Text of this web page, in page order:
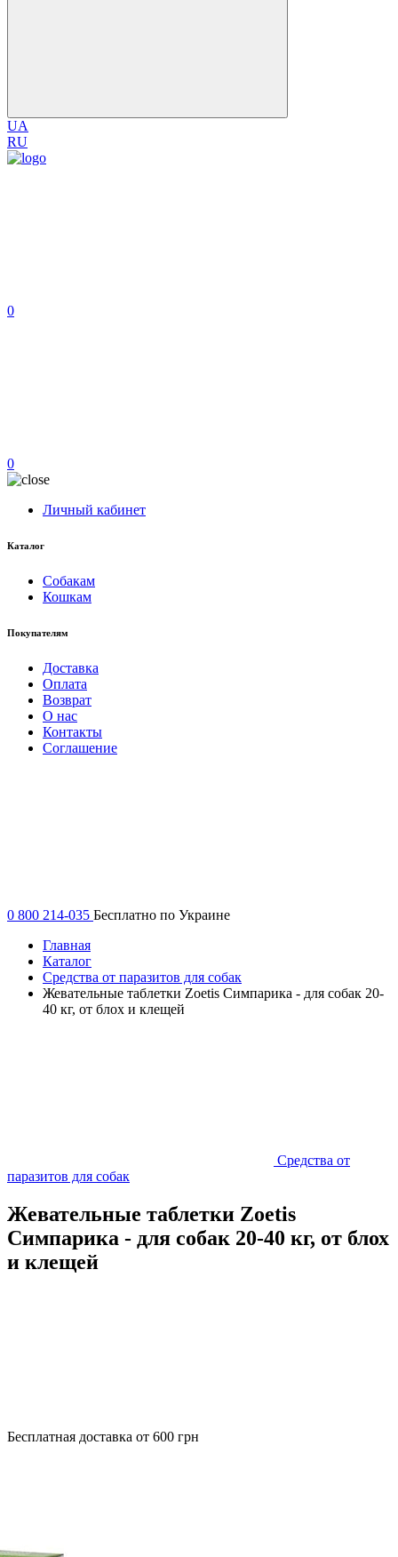
UA
RU
0
0
Личный кабинет
Каталог
Собакам
Кошкам
Покупателям
Доставка
Оплата
Возврат
О нас
Контакты
Соглашение
0 800 214-035 Бесплатно по Украине
Главная
Каталог
Средства от паразитов для собак
Жевательные таблетки Zoetis Симпарика - для собак 20-
40 кг, от блох и клещей
Средства от
паразитов для собак
Жевательные таблетки Zoetis
Симпарика - для собак 20-40 кг, от блох
и клещей
Бесплатная доставка от 600 грн